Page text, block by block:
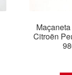
Citroën